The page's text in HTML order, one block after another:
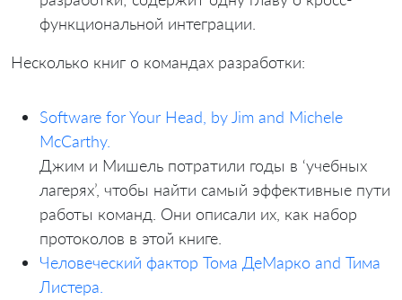
функциональной интеграции.
Несколько книг о командах разработки:
Software for Your Head, by Jim and Michele
McCarthy.
Джим и Мишель потратили годы в ‘учебных
лагерях’, чтобы найти самый эффективные пути
работы команд. Они описали их, как набор
протоколов в этой книге.
Человеческий фактор Тома ДеМарко and Тима
Листера.